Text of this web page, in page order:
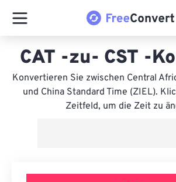
CAT -zu- CST -
Konvertieren Sie zwischen Central
und China Standard Time (ZIEL).
Zeitfeld, um die Zeit zu